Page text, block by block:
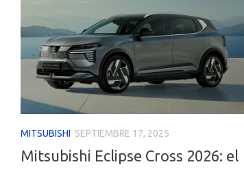
MITSUBISHI SEPTIEMBRE 17, 2025
Mitsubishi Eclipse Cross 2026: el